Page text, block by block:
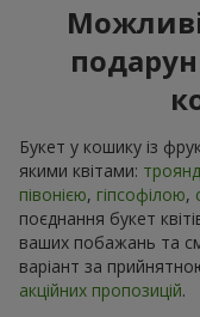
Букет у кошику із
якими квітами:
півонією, гіпсофілою,
поєднання букет
ваших побажань та
варіант за
акційних пропозицій.